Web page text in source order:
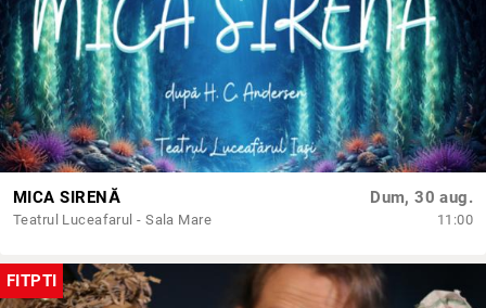
MICA SIRENĂ
Teatrul Luceafarul - Sala Mare
Dum, 30 aug.
11:00
FITPTI